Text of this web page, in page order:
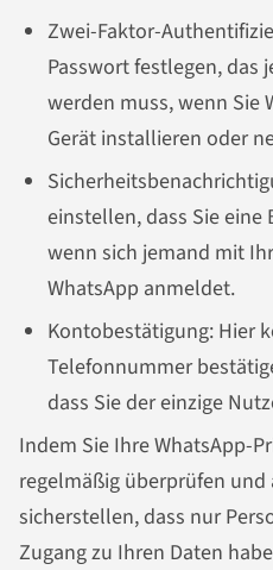
Zwei-Faktor-
Passwort festlegen, das
werden muss, wenn Sie
Gerät installieren oder
einstellen, dass Sie
wenn sich jemand mit
WhatsApp anmeldet.
Kontobestätigung: Hier
Telefonnummer
dass Sie der einzige
Indem Sie Ihre WhatsApp-
regelmäßig überprüfen und
sicherstellen, dass nur
Zugang zu Ihren Daten